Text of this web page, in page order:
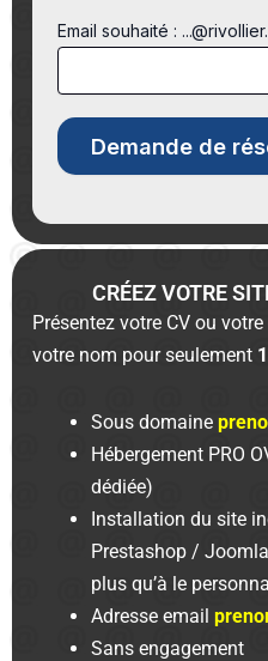
Email souhaité :
CRÉEZ VOTRE
Présentez votre CV ou
votre nom pour seulement
Sous domaine
Hébergement PRO
dédiée)
Installation du site
Prestashop /
plus qu’à le
Adresse email
Sans engagement